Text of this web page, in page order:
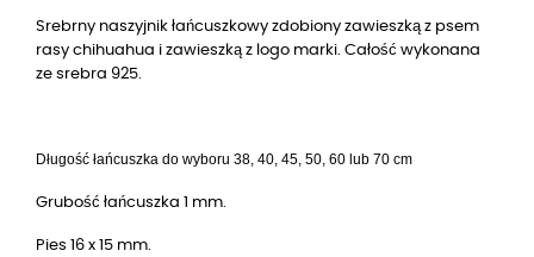
Srebrny naszyjnik łańcuszkowy zdobiony zawieszką z psem
rasy chihuahua i zawieszką z logo marki. Całość wykonana
ze srebra 925.
Długość łańcuszka do wyboru 38, 40, 45, 50, 60 lub 70 cm
Grubość łańcuszka 1 mm.
Pies 16 x 15 mm.